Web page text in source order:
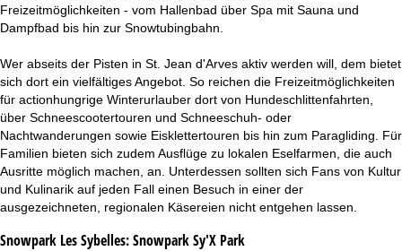
Freizeitmöglichkeiten - vom Hallenbad über Spa mit Sauna und
Dampfbad bis hin zur Snowtubingbahn.
Wer abseits der Pisten in St. Jean d'Arves aktiv werden will, dem bietet
sich dort ein vielfältiges Angebot. So reichen die Freizeitmöglichkeiten
für actionhungrige Winterurlauber dort von Hundeschlittenfahrten,
über Schneescootertouren und Schneeschuh- oder
Nachtwanderungen sowie Eisklettertouren bis hin zum Paragliding. Für
Familien bieten sich zudem Ausflüge zu lokalen Eselfarmen, die auch
Ausritte möglich machen, an. Unterdessen sollten sich Fans von Kultur
und Kulinarik auf jeden Fall einen Besuch in einer der
ausgezeichneten, regionalen Käsereien nicht entgehen lassen.
Snowpark Les Sybelles:Snowpark Sy'X Park